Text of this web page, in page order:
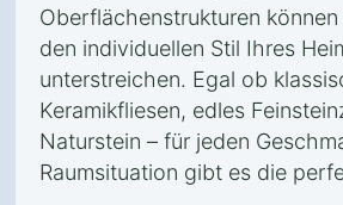
Oberflächenstrukturen
den individuellen Stil Ihres
unterstreichen. Egal ob
Keramikfliesen, edles
Naturstein – für jeden
Raumsituation gibt es die